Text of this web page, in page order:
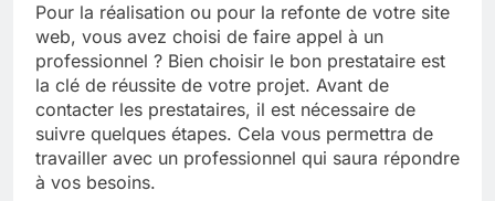
Pour la réalisation ou pour la refonte de votre site
web, vous avez choisi de faire appel à un
professionnel ? Bien choisir le bon prestataire est
la clé de réussite de votre projet. Avant de
contacter les prestataires, il est nécessaire de
suivre quelques étapes. Cela vous permettra de
travailler avec un professionnel qui saura répondre
à vos besoins.